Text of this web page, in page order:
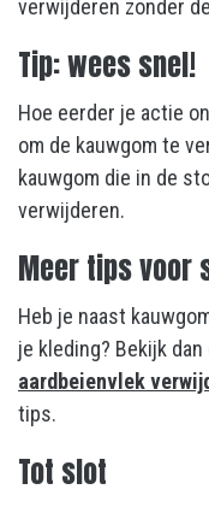
verwijderen zonder
Tip: wees snel!
Hoe eerder je actie
om de kauwgom te
kauwgom die in de
verwijderen.
Meer tips voor
Heb je naast
je kleding? Bekijk
aardbeienvlek
tips.
Tot slot